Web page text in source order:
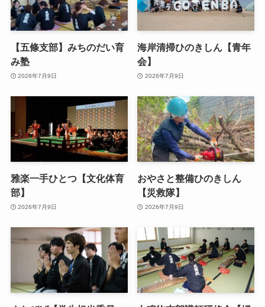
【五條支部】みちのだい育
み塾
2026年7月9日
海岸清掃ひのきしん【青年
会】
2026年7月9日
雅楽一手ひとつ【文化体育
部】
2026年7月9日
おやさと整備ひのきしん
【災救隊】
2026年7月9日